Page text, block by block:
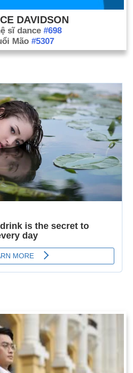
DAVIDSON
sĩ dance #698
Mão #5307